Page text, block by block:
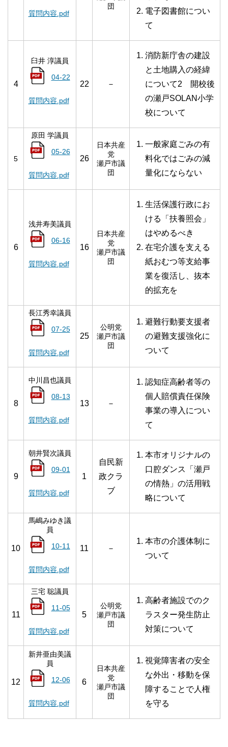
質問内容.pdf
団
電子図書館につい
て
4
臼井 淳議員
04-22
質問内容.pdf
22 －
消防新庁舎の建設
と土地購入の経緯
について2 開校後
の瀬戸SOLAN小学
校について
5
原田 学議員
05-26
質問内容.pdf
26
日本共産
党
瀬戸市議
団
一般家庭ごみの有
料化ではごみの減
量化にならない
6
浅井寿美議員
06-16
質問内容.pdf
16
日本共産
党
瀬戸市議
団
生活保護行政にお
ける「扶養照会」
はやめるべき
在宅介護を支える
紙おむつ等支給事
業を復活し、抜本
的拡充を
長江秀幸議員
07-25
質問内容.pdf
25
公明党
瀬戸市議
団
避難行動要支援者
の避難支援強化に
ついて
8
中川昌也議員
08-13
質問内容.pdf
13 －
認知症高齢者等の
個人賠償責任保険
事業の導入につい
て
9
朝井賢次議員
09-01
質問内容.pdf
1
自民新
政クラ
ブ
本市オリジナルの
口腔ダンス「瀬戸
の情熱」の活用戦
略について
10
馬嶋みゆき議
員
10-11
質問内容.pdf
11 －
本市の介護体制に
ついて
11
三宅 聡議員
11-05
質問内容.pdf
5
公明党
瀬戸市議
団
高齢者施設でのク
ラスター発生防止
対策について
12
新井亜由美議
員
12-06
質問内容.pdf
6
日本共産
党
瀬戸市議
団
視覚障害者の安全
な外出・移動を保
障することで人権
を守る